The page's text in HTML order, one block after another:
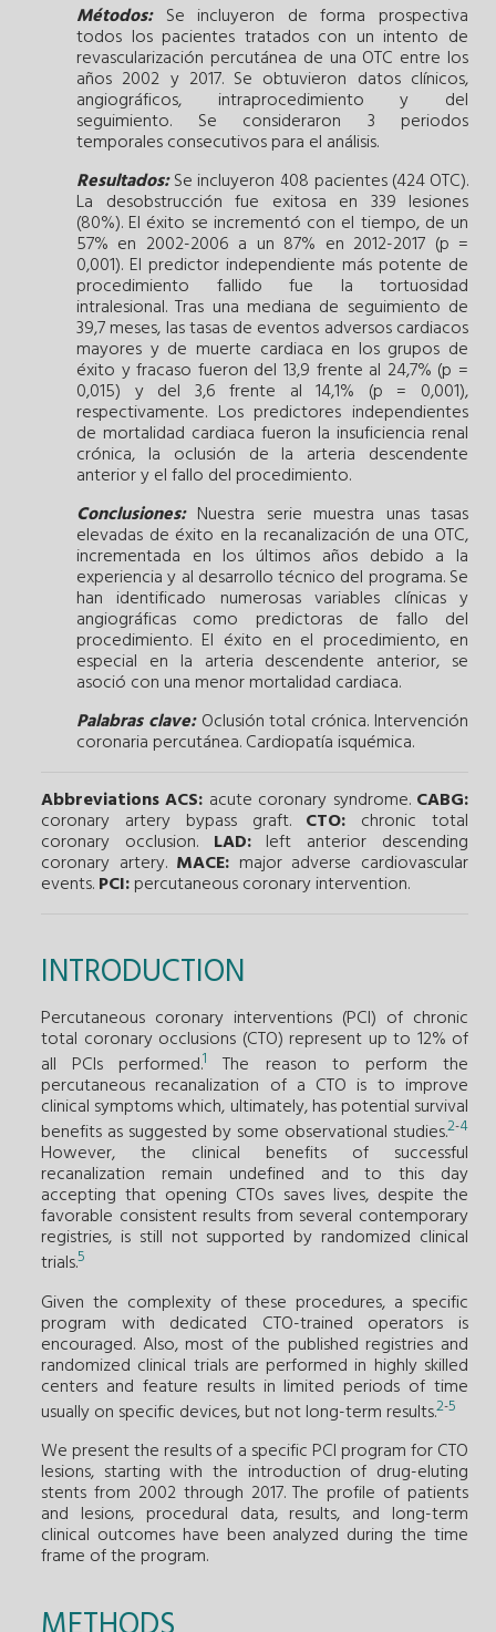
Métodos:Se incluyeron de forma prospectiva
todos los pacientes tratados con un intento de
revascularización percutánea de una OTC entre los
años 2002 y 2017. Se obtuvieron datos clínicos,
angiográficos, intraprocedimiento y del
seguimiento. Se consideraron 3 periodos
temporales consecutivos para el análisis.
Resultados:Se incluyeron 408 pacientes (424 OTC).
La desobstrucción fue exitosa en 339 lesiones
(80%). El éxito se incrementó con el tiempo, de un
57% en 2002-2006 a un 87% en 2012-2017 (p =
0,001). El predictor independiente más potente de
procedimiento fallido fue la tortuosidad
intralesional. Tras una mediana de seguimiento de
39,7 meses, las tasas de eventos adversos cardiacos
mayores y de muerte cardiaca en los grupos de
éxito y fracaso fueron del 13,9 frente al 24,7% (p =
0,015) y del 3,6 frente al 14,1% (p = 0,001),
respectivamente. Los predictores independientes
de mortalidad cardiaca fueron la insuficiencia renal
crónica, la oclusión de la arteria descendente
anterior y el fallo del procedimiento.
Conclusiones:Nuestra serie muestra unas tasas
elevadas de éxito en la recanalización de una OTC,
incrementada en los últimos años debido a la
experiencia y al desarrollo técnico del programa. Se
han identificado numerosas variables clínicas y
angiográficas como predictoras de fallo del
procedimiento. El éxito en el procedimiento, en
especial en la arteria descendente anterior, se
asoció con una menor mortalidad cardiaca.
Palabras clave: Oclusión total crónica. Intervención
coronaria percutánea.Cardiopatía isquémica.
Abbreviations ACS: acute coronary syndrome. CABG:
coronary artery bypass graft. CTO: chronic total
coronary occlusion. LAD:left anterior descending
coronary artery. MACE: major adverse cardiovascular
events.PCI:percutaneous coronary intervention.
INTRODUCTION
Percutaneous coronary interventions (PCI) of chronic
total coronary occlusions (CTO) represent up to 12% of
all PCIs performed.1 The reason to perform the
percutaneous recanalization of a CTO is to improve
clinical symptoms which, ultimately, has potential survival
benefits as suggested by some observational studies.2-4
However, the clinical benefits of successful
recanalization remain undefined and to this day
accepting that opening CTOs saves lives, despite the
favorable consistent results from several contemporary
registries, is still not supported by randomized clinical
trials.5
Given the complexity of these procedures, a specific
program with dedicated CTO-trained operators is
encouraged. Also, most of the published registries and
randomized clinical trials are performed in highly skilled
centers and feature results in limited periods of time
usually on specific devices, but not long-term results.2-5
We present the results of a specific PCI program for CTO
lesions, starting with the introduction of drug-eluting
stents from 2002 through 2017. The profile of patients
and lesions, procedural data, results, and long-term
clinical outcomes have been analyzed during the time
frame of the program.